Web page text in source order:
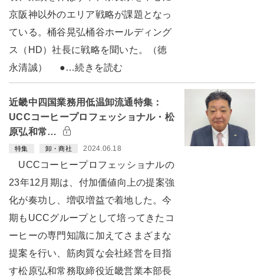
京阪神以外のエリア戦略が課題となっ
ている。桶谷晃弘桶谷ホールディング
ス（HD）社長に戦略を聞いた。（徳
永清誠） ●…続きを読む
近畿中四国業務用低温卸流通特集：
UCCコーヒープロフェッショナル・松
原弘和常…
特集 卸・商社 2024.06.18
UCCコーヒープロフェッショナルの
23年12月期は、付加価値向上の提案強
化が奏功し、増収増益で着地した。今
期もUCCグループとして培ってきたコ
ーヒーの専門知識に加えてさまざまな
提案を行い、筋肉質な会社経営を目指
す松原弘和常務取締役近畿営業本部長